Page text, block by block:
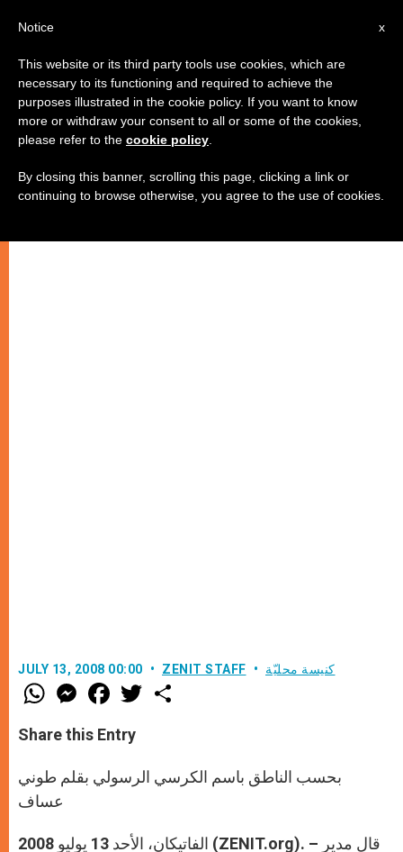
يوم الشبيبة العالمي، حدث إيماني
–
JULY 13, 2008 00:00 ZENIT STAFF كنيسة محليّة
W
h
t
s
p
p
M
e
s
e
g
e
F
a
e
b
k
w
r
Share this Entry
بحسب الناطق باسم الكرسي الرسولي بقلم طوني
عساف
الفاتيكان، الأحد 13 يوليو 2008 (ZENIT.org). – قال مدير
x
Notice
This website or its third party tools use cookies, which are
necessary to its functioning and required to achieve the
purposes illustrated in the cookie policy. If you want to know
more or withdraw your consent to all or some of the cookies,
please refer to the cookie policy
By closing this banner, scrolling this page, clicking a link or
continuing to browse otherwise, you agree to the use of cookies.